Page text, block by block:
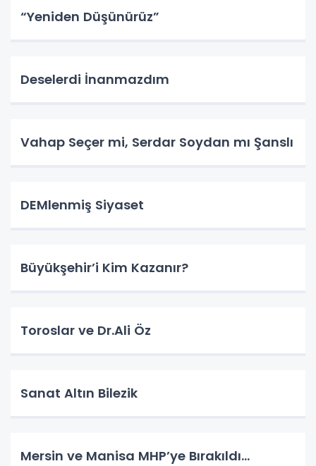
“Yeniden Düşünürüz”
Deselerdi İnanmazdım
Vahap Seçer mi, Serdar Soydan mı Şanslı
DEMlenmiş Siyaset
Büyükşehir’i Kim Kazanır?
Toroslar ve Dr.Ali Öz
Sanat Altın Bilezik
Mersin ve Manisa MHP’ye Bırakıldı…